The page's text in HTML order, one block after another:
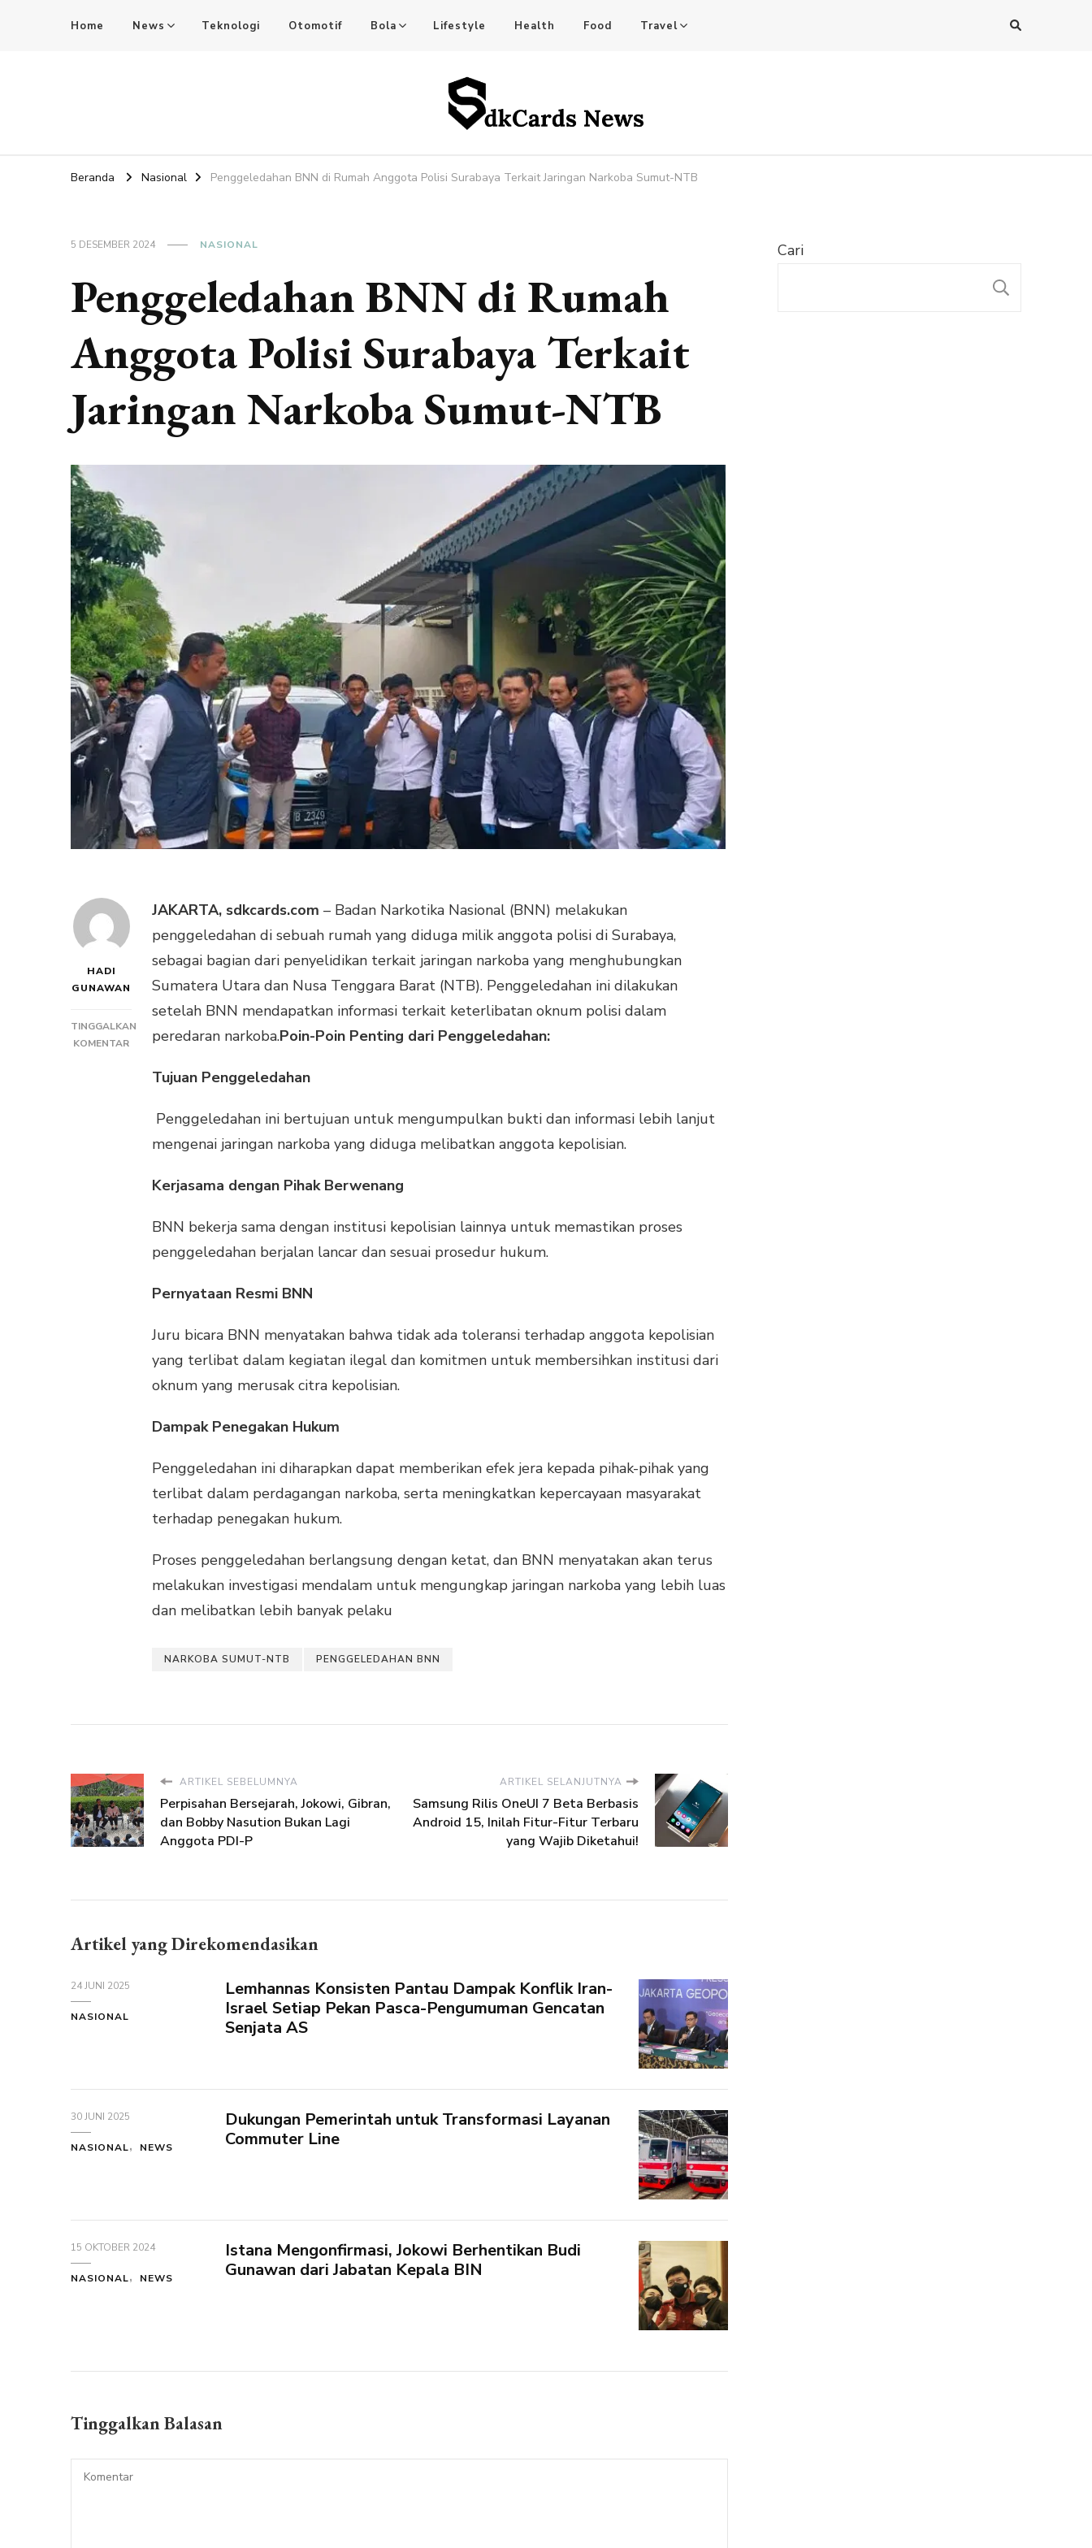
Home News Teknologi Otomotif Bola Lifestyle Health Food Travel
Beranda Nasional Penggeledahan BNN di Rumah Anggota Polisi Surabaya Terkait Jaringan Narkoba Sumut-NTB
5 DESEMBER 2024 NASIONAL
Penggeledahan BNN di Rumah
Anggota Polisi Surabaya Terkait
Jaringan Narkoba Sumut-NTB
HADI
GUNAWAN
TINGGALKAN
KOMENTARPADA
RUMAH
ANGGOTA
POLISI
TERKAIT
JARINGAN
SUMUT-
JAKARTA, sdkcards.com – Badan Narkotika Nasional (BNN) melakukan
penggeledahan di sebuah rumah yang diduga milik anggota polisi di Surabaya,
sebagai bagian dari penyelidikan terkait jaringan narkoba yang menghubungkan
Sumatera Utara dan Nusa Tenggara Barat (NTB). Penggeledahan ini dilakukan
setelah BNN mendapatkan informasi terkait keterlibatan oknum polisi dalam
peredaran narkoba.Poin-Poin Penting dari Penggeledahan:
Tujuan Penggeledahan
Penggeledahan ini bertujuan untuk mengumpulkan bukti dan informasi lebih lanjut
mengenai jaringan narkoba yang diduga melibatkan anggota kepolisian.
Kerjasama dengan Pihak Berwenang
BNN bekerja sama dengan institusi kepolisian lainnya untuk memastikan proses
penggeledahan berjalan lancar dan sesuai prosedur hukum.
Pernyataan Resmi BNN
Juru bicara BNN menyatakan bahwa tidak ada toleransi terhadap anggota kepolisian
yang terlibat dalam kegiatan ilegal dan komitmen untuk membersihkan institusi dari
oknum yang merusak citra kepolisian.
Dampak Penegakan Hukum
Penggeledahan ini diharapkan dapat memberikan efek jera kepada pihak-pihak yang
terlibat dalam perdagangan narkoba, serta meningkatkan kepercayaan masyarakat
terhadap penegakan hukum.
Proses penggeledahan berlangsung dengan ketat, dan BNN menyatakan akan terus
melakukan investigasi mendalam untuk mengungkap jaringan narkoba yang lebih luas
dan melibatkan lebih banyak pelaku
NARKOBA SUMUT-NTB PENGGELEDAHAN BNN
ARTIKEL SEBELUMNYA
Perpisahan Bersejarah, Jokowi, Gibran,
dan Bobby Nasution Bukan Lagi
Anggota PDI-P
ARTIKEL SELANJUTNYA
Samsung Rilis OneUI 7 Beta Berbasis
Android 15, Inilah Fitur-Fitur Terbaru
yang Wajib Diketahui!
Artikel yang Direkomendasikan
24 JUNI 2025
NASIONAL
Lemhannas Konsisten Pantau Dampak Konflik Iran-
Israel Setiap Pekan Pasca-Pengumuman Gencatan
Senjata AS
30 JUNI 2025
NASIONAL NEWS
Dukungan Pemerintah untuk Transformasi Layanan
Commuter Line
15 OKTOBER 2024
NASIONAL NEWS
Istana Mengonfirmasi, Jokowi Berhentikan Budi
Gunawan dari Jabatan Kepala BIN
Tinggalkan Balasan
Cari